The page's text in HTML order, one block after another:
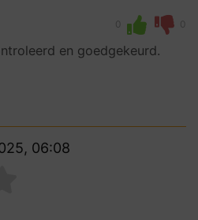
0 0
en goedgekeurd.
06:08